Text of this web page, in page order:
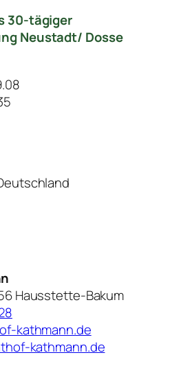
30-tägiger
Neustadt/ Dosse
Hausstette-Bakum
kathmann.de
kathmann.de